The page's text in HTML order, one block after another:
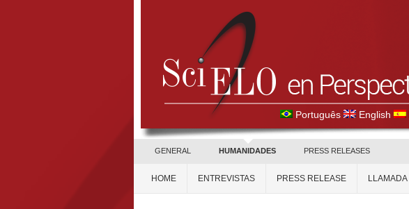
Português English
GENERAL HUMANIDADES PRESS RELEASES
HOME ENTREVISTAS PRESS RELEASE LLAMADA